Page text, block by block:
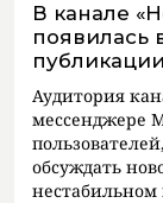
В канале
появилась
публикации
Аудитория
мессенджере
обсуждать